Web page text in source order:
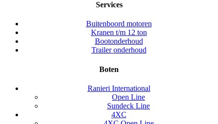
Services
Buitenboord motoren
Kranen t/m 12 ton
Bootonderhoud
Trailer onderhoud
Boten
Ranieri International
Open Line
Sundeck Line
4XC